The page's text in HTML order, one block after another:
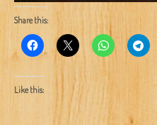
Share this:
Like this: